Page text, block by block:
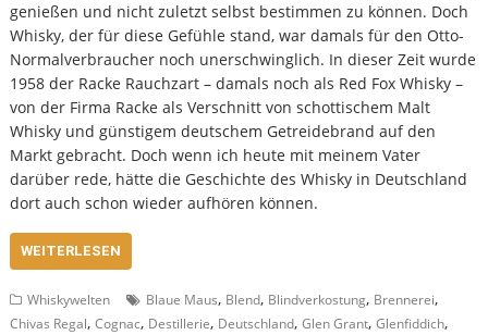
genießen und nicht zuletzt selbst bestimmen zu können. Doch
Whisky, der für diese Gefühle stand, war damals für den Otto-
Normalverbraucher noch unerschwinglich. In dieser Zeit wurde
1958 der Racke Rauchzart – damals noch als Red Fox Whisky –
von der Firma Racke als Verschnitt von schottischem Malt
Whisky und günstigem deutschem Getreidebrand auf den
Markt gebracht. Doch wenn ich heute mit meinem Vater
darüber rede, hätte die Geschichte des Whisky in Deutschland
dort auch schon wieder aufhören können.
WEITERLESEN
Whiskywelten Blaue Maus, Blend, Blindverkostung, Brennerei,
Chivas Regal,Cognac, Destillerie, Deutschland,Glen Grant,Glenfiddich,